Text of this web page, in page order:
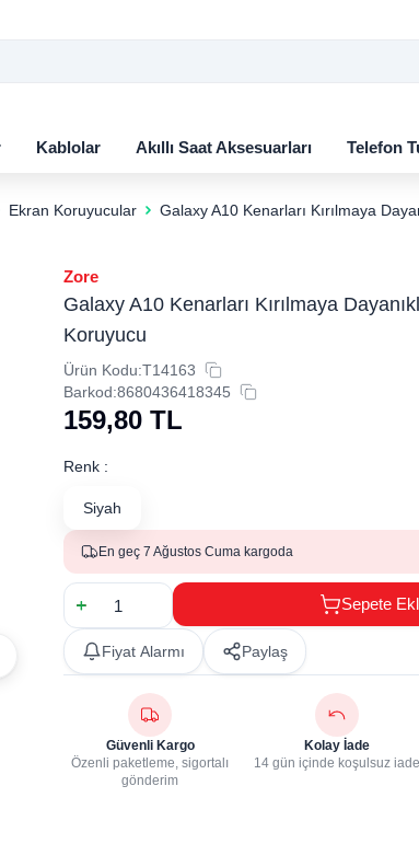
Kablolar Akıllı Saat Aksesuarları Telefon
Ekran Koruyucular Galaxy A10 Kenarları Kırılmaya
Zore
Galaxy A10 Kenarları Kırılmaya
Koruyucu
Ürün Kodu:T14163
Barkod:8680436418345
159,80 TL
Renk :
Siyah
En geç 7 Ağustos Cuma kargoda
Sepete
Fiyat Alarmı Paylaş
Güvenli Kargo
Özenli paketleme, sigortalı
gönderim
Kolay İade
14 gün içinde koşulsuz iade